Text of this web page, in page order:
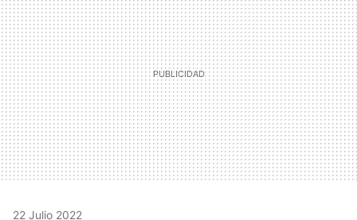
22 Julio 2022